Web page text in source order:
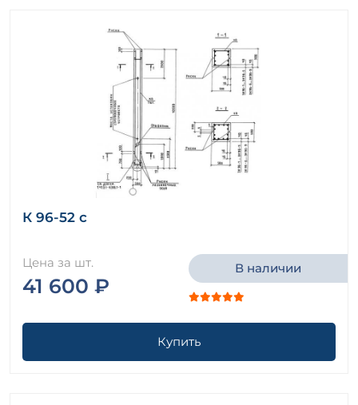
К 96-52 с
Цена за шт.
41 600 ₽
В наличии
Купить